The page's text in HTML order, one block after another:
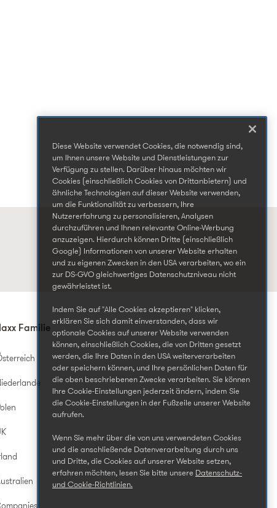
Familie
Diese Website verwendet Cookies, die notwendig sind,
um Ihnen unsere Website und Dienstleistungen zur
Verfügung zu stellen. Darüber hinaus möchten wir
Cookies (einschließlich Cookies von Drittanbietern) und
ähnliche Technologien auf dieser Website verwenden,
um die Funktionalität zu verbessern, Ihre
Nutzererfahrung zu personalisieren, Analysen
durchzuführen und Ihnen relevante Online-Werbung
anzuzeigen. Hierdurch können Dritte (einschließlich
Google) Informationen von unserer Website erhalten
und zu eigenen Zwecken in den USA verarbeiten, wo ein
zur DS-GVO gleichwertiges Datenschutzniveau nicht
gewährleistet ist.
Indem Sie auf "Alle Cookies akzeptieren" klicken,
erklären Sie sich damit einverstanden, dass wir
optionale Cookies auf unserer Website verwenden
können, einschließlich Cookies, die von Dritten gesetzt
werden, die Ihre Daten in den USA weiterverarbeiten
oder speichern können, und Ihre persönlichen Daten für
die oben beschriebenen Zwecke verarbeiten. Sie können
Ihre Cookie-Einstellungen jederzeit ändern, indem Sie
die Cookie-Einstellungen in der Fußzeile unserer Website
aufrufen.
Wenn Sie mehr über die von uns verwendeten Cookies
und die anschließende Datenverarbeitung durch uns
und Dritte, die Cookies auf unserer Website setzen,
erfahren möchten, lesen Sie bitte unsere Datenschutz-
und Cookie-Richtlinien.